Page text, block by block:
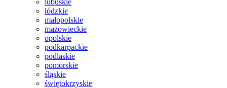
lubuskie
łódzkie
małopolskie
mazowieckie
opolskie
podkarpackie
podlaskie
pomorskie
śląskie
świętokrzyskie